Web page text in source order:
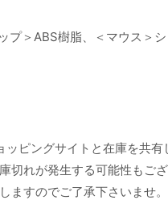
＞ABS樹脂、＜マウス＞
ピングサイトと在庫を共有
切れが発生する可能性もござ
ますのでご了承下さいませ。